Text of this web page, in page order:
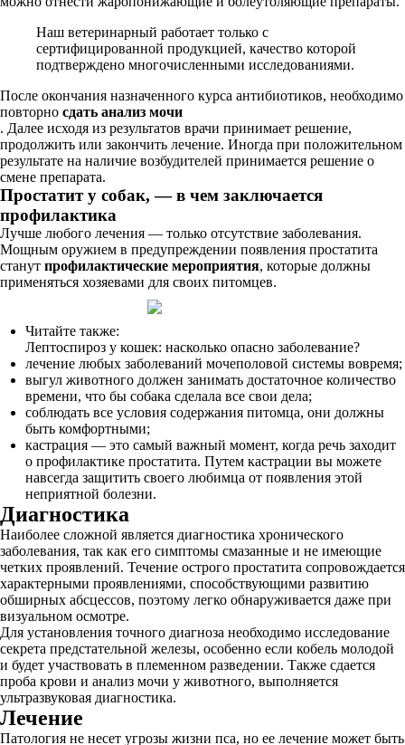
Наш ветеринарный работает только с
сертифицированной продукцией, качество которой
подтверждено многочисленными исследованиями.
После окончания назначенного курса антибиотиков, необходимо
повторно сдать анализ мочи
. Далее исходя из результатов врачи принимает решение,
продолжить или закончить лечение. Иногда при положительном
результате на наличие возбудителей принимается решение о
смене препарата.
Простатит у собак, — в чем заключается
профилактика
Лучше любого лечения — только отсутствие заболевания.
Мощным оружием в предупреждении появления простатита
станут профилактические мероприятия, которые должны
применяться хозяевами для своих питомцев.
Читайте также:
Лептоспироз у кошек: насколько опасно заболевание?
лечение любых заболеваний мочеполовой системы вовремя;
выгул животного должен занимать достаточное количество
времени, что бы собака сделала все свои дела;
соблюдать все условия содержания питомца, они должны
быть комфортными;
кастрация — это самый важный момент, когда речь заходит
о профилактике простатита. Путем кастрации вы можете
навсегда защитить своего любимца от появления этой
неприятной болезни.
Диагностика
Наиболее сложной является диагностика хронического
заболевания, так как его симптомы смазанные и не имеющие
четких проявлений. Течение острого простатита сопровождается
характерными проявлениями, способствующими развитию
обширных абсцессов, поэтому легко обнаруживается даже при
визуальном осмотре.
Для установления точного диагноза необходимо исследование
секрета предстательной железы, особенно если кобель молодой
и будет участвовать в племенном разведении. Также сдается
проба крови и анализ мочи у животного, выполняется
ультразвуковая диагностика.
Лечение
Патология не несет угрозы жизни пса, но ее лечение может быть